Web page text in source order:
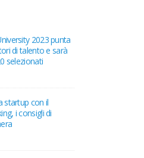
2023 punta
di talento e sarà
selezionati
startup con il
i consigli di